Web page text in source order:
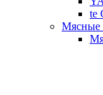
te
Мясные